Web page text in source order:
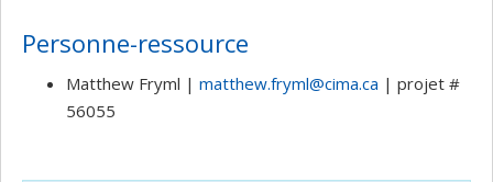
Personne-ressource
Matthew Fryml | matthew.fryml@cima.ca | projet #
56055